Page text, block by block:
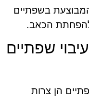
בשפתיים
הכאב.
שפתיים
הן צרות